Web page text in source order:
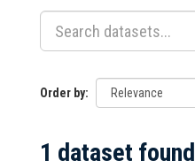
Order by
1 dataset found